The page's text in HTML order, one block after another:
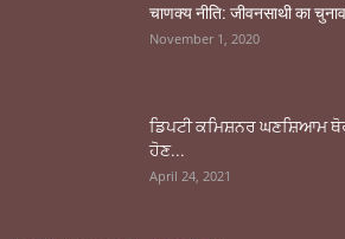
चाणक्य नीति: जीवनसाथी का
November 1, 2020
ਡਿਪਟੀ ਕਮਿਸ਼ਨਰ ਘਣਸ਼ਿਆਮ
ਹੋਣ...
April 24, 2021